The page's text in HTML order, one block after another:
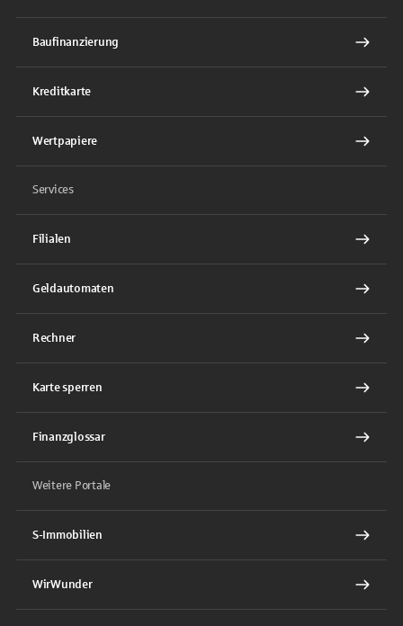
Baufinanzierung
Kreditkarte
Wertpapiere
Services
Filialen
Geldautomaten
Rechner
Karte sperren
Finanzglossar
Weitere Portale
S-Immobilien
WirWunder